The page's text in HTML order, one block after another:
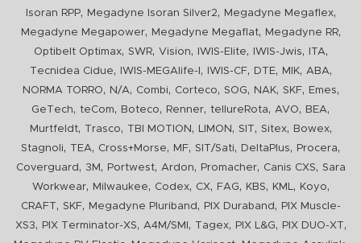
Isoran RPP, Megadyne Isoran Silver2, Megadyne Megaflex,
Megadyne Megapower, Megadyne Megaflat, Megadyne RR,
Optibelt Optimax, SWR, Vision, IWIS-Elite, IWIS-Jwis, ITA,
Tecnidea Cidue, IWIS-MEGAlife-I , IWIS-CF, DTE, MIK, ABA,
NORMA TORRO, N/A, Combi, Corteco, SOG, NAK, SKF, Emes,
GeTech, teCom, Boteco, Renner, tellureRota, AVO, BEA,
Murtfeldt, Trasco, TBI MOTION , LIMON , SIT, Sitex, Bowex,
Stagnoli, TEA, Cross+Morse, MF, SIT/Sati, DeltaPlus, Procera,
Coverguard , 3M , Portwest, Ardon, Promacher, Canis CXS, Sara
Workwear, Milwaukee, Codex, CX, FAG, KBS, KML, Koyo,
CRAFT, SKF, Megadyne Pluriband , PIX Duraband ,
PIX Muscle-
XS3, PIX Terminator-XS, A4M/SMI , Tagex, PIX L&G, PIX DUO-XT,